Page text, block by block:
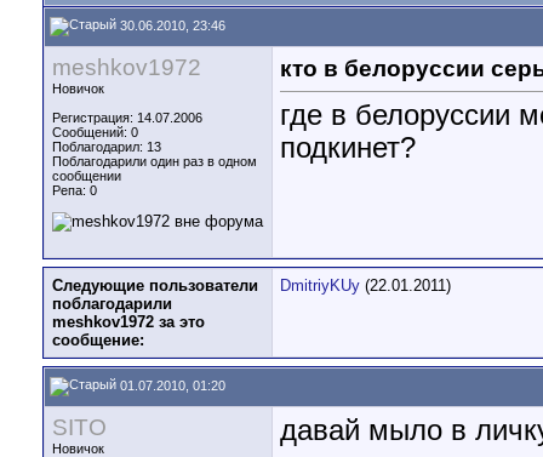
30.06.2010, 23:46
meshkov1972
Новичок
Регистрация: 14.07.2006
Сообщений: 0
Поблагодарил: 13
Поблагодарили один раз в одном
сообщении
Репа: 0
кто в белоруссии
где в белоруссии
подкинет?
Следующие пользователи
поблагодарили
meshkov1972 за это
сообщение:
DmitriyKUy (22.01.2011)
01.07.2010, 01:20
SITO
Новичок
давай мыло в